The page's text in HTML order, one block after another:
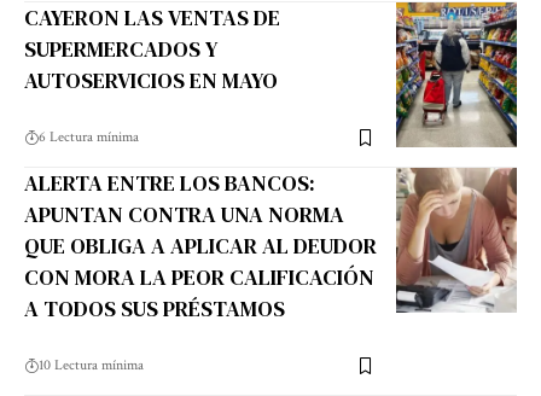
CAYERON LAS VENTAS DE
SUPERMERCADOS Y
AUTOSERVICIOS EN MAYO
6 Lectura mínima
ALERTA ENTRE LOS BANCOS:
APUNTAN CONTRA UNA NORMA
QUE OBLIGA A APLICAR AL DEUDOR
CON MORA LA PEOR CALIFICACIÓN
A TODOS SUS PRÉSTAMOS
10 Lectura mínima